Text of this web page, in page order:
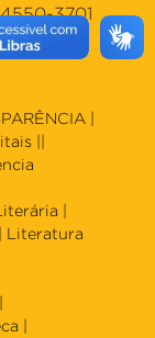
3701
|
Literatura